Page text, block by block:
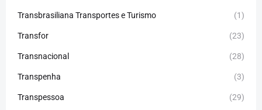
Transbrasiliana Transportes e Turismo (1)
Transfor (23)
Transnacional (28)
Transpenha (3)
Transpessoa (29)